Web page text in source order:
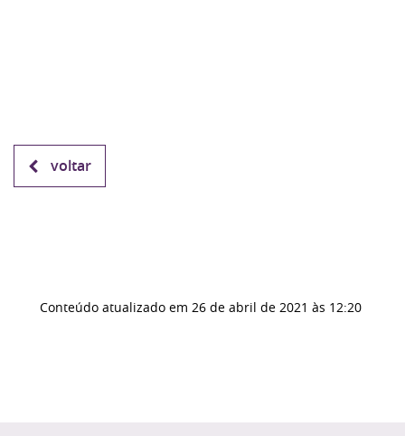
voltar
Conteúdo atualizado em 26 de abril de 2021 às 12:20